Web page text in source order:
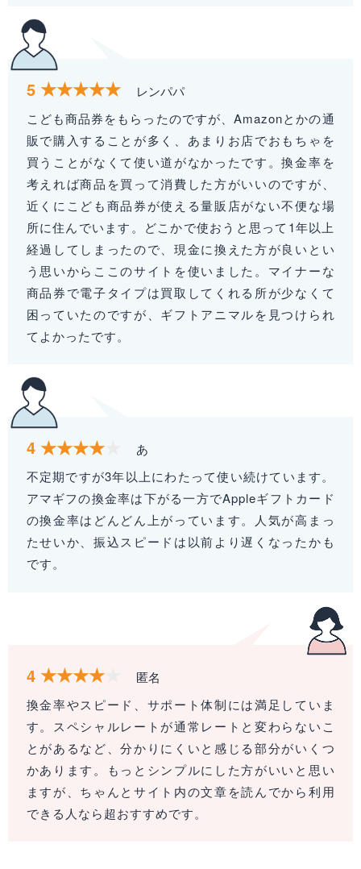
5
レンパパ
こども商品券をもらったのですが、Amazonとかの通
販で購入することが多く、あまりお店でおもちゃを
買うことがなくて使い道がなかったです。換金率を
考えれば商品を買って消費した方がいいのですが、
近くにこども商品券が使える量販店がない不便な場
所に住んでいます。どこかで使おうと思って1年以上
経過してしまったので、現金に換えた方が良いとい
う思いからここのサイトを使いました。マイナーな
商品券で電子タイプは買取してくれる所が少なくて
困っていたのですが、ギフトアニマルを見つけられ
てよかったです。
4
あ
不定期ですが3年以上にわたって使い続けています。
アマギフの換金率は下がる一方でAppleギフトカード
の換金率はどんどん上がっています。人気が高まっ
たせいか、振込スピードは以前より遅くなったかも
です。
4
匿名
換金率やスピード、サポート体制には満足していま
す。スペシャルレートが通常レートと変わらないこ
とがあるなど、分かりにくいと感じる部分がいくつ
かあります。もっとシンプルにした方がいいと思い
ますが、ちゃんとサイト内の文章を読んでから利用
できる人なら超おすすめです。